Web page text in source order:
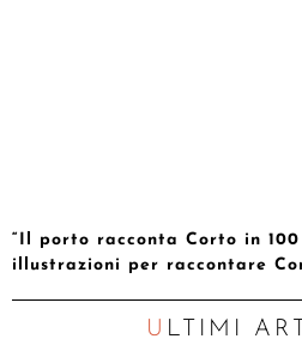
“Il porto racconta Corto in 100
illustrazioni per raccontare
ULTIMI